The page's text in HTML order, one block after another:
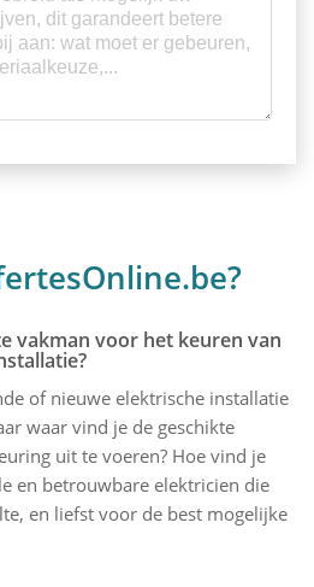
vakman voor het keuren van
of nieuwe elektrische installatie
waar vind je de geschikte
uit te voeren? Hoe vind je
en betrouwbare elektricien die
en liefst voor de best mogelijke